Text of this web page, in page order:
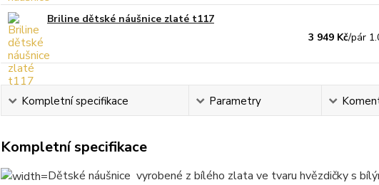
Briline dětské náušnice zlaté t117
3 949 Kč/pár
Kompletní specifikace Parametry
Kompletní specifikace
Dětské náušnice vyrobené z bílého zlata ve tvaru hvězdičky s